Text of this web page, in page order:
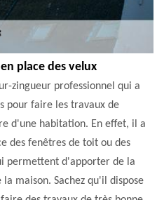
place des velux
zingueur professionnel qui a
pour faire les travaux de
d'une habitation. En effet, il a
des fenêtres de toit ou des
permettent d'apporter de la
maison. Sachez qu'il dispose